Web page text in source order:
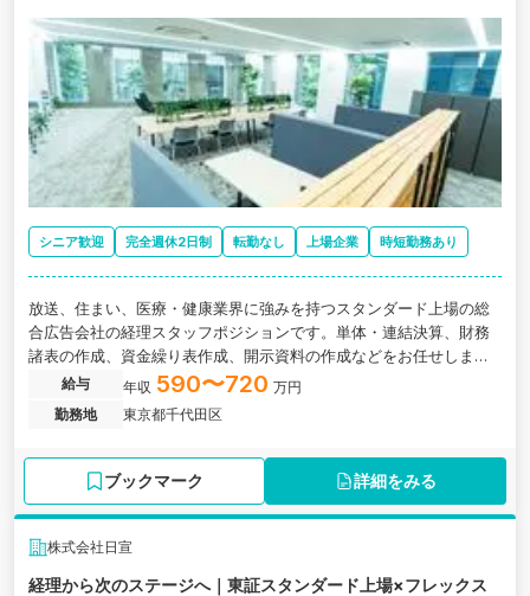
シニア歓迎 完全週休2日制 転勤なし 上場企業 時短勤務あり
放送、住まい、医療・健康業界に強みを持つスタンダード上場の総
合広告会社の経理スタッフポジションです。単体・連結決算、財務
諸表の作成、資金繰り表作成、開示資料の作成などをお任せしま
給与 年収 590〜720 万円
勤務地
東京都千代田区
ブックマーク 詳細をみる
株式会社日宣
経理から次のステージへ｜東証スタンダード上場×フレックス